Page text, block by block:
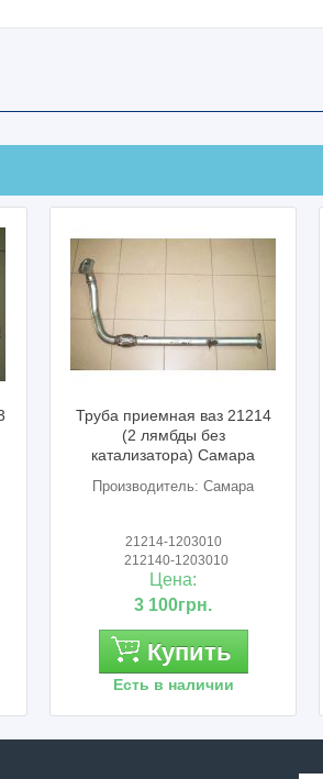
Труба приемная ваз 21214
(2 лямбды без
катализатора) Самара
Производитель: Самара
21214-1203010
212140-1203010
Цена:
3 100грн.
Купить
Есть в наличии